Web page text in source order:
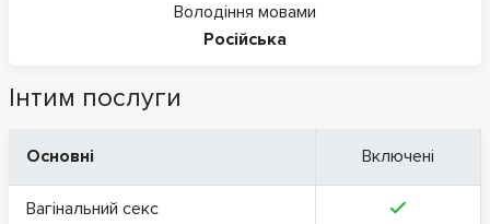
Володіння мовами
Російська
Інтим послуги
Основні Включені
Вагінальний секс